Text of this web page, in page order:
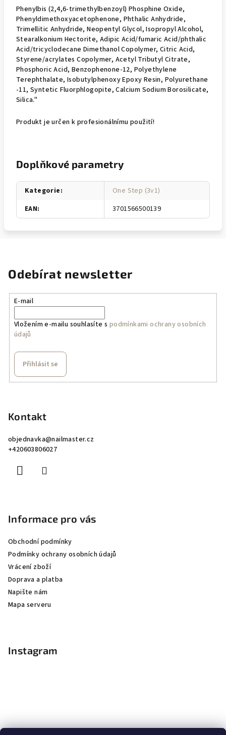
Phenylbis (2,4,6-trimethylbenzoyl) Phosphine Oxide,
Phenyldimethoxyacetophenone, Phthalic Anhydride,
Trimellitic Anhydride, Neopentyl Glycol, Isopropyl Alcohol,
Stearalkonium Hectorite, Adipic Acid/fumaric Acid/phthalic
Acid/tricyclodecane Dimethanol Copolymer, Citric Acid,
Styrene/acrylates Copolymer, Acetyl Tributyl Citrate,
Phosphoric Acid, Benzophenone-12, Polyethylene
Terephthalate, Isobutylphenoxy Epoxy Resin, Polyurethane
-11, Syntetic Fluorphlogopite, Calcium Sodium Borosilicate,
Silica."
Produkt je určen k profesionálnímu použití!
Doplňkové parametry
Kategorie:
One Step (3v1)
EAN: 3701566500139
Odebírat newsletter
E-mail
Vložením e-mailu souhlasíte s podmínkami ochrany osobních
údajů
Přihlásit se
Kontakt
objednavka@nailmaster.cz
+420603806027
Informace pro vás
Obchodní podmínky
Podmínky ochrany osobních údajů
Vrácení zboží
Doprava a platba
Napište nám
Mapa serveru
Instagram